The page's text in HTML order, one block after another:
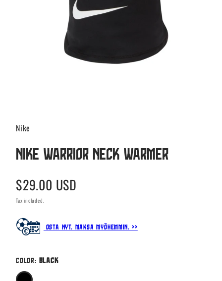
Nike
Nike Warrior Neck Warmer
Regular
price
$29.00 USD
Tax included.
Osta nyt. Maksa myöhemmin. >>
Color: Black
Black